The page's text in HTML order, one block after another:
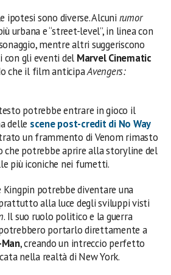
sono diverse. Alcuni rumor
urbana e “street-level”, in linea con
mentre altri suggeriscono
con gli eventi del Marvel Cinematic
che il film anticipaAvengers:
potrebbe entrare in gioco il
delle scene post-credit di No Way
un frammento di Venom rimasto
che potrebbe aprire alla storyline del
più iconiche nei fumetti.
Kingpin potrebbe diventare una
alla luce degli sviluppi visti
. Il suo ruolo politico e la guerra
portarlo direttamente a
, creando un intreccio perfetto
nella realtà di New York.